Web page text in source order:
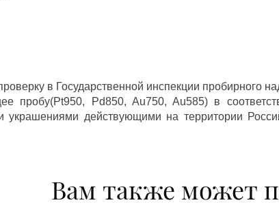
в Государственной инспекции пробирного
пробу(Pt950, Pd850, Au750, Au585) в
украшениями действующими на территории
Вам также может